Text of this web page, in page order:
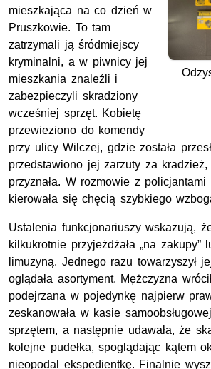
mieszkająca na co dzień w
Pruszkowie. To tam
zatrzymali ją śródmiejscy
kryminalni, a w piwnicy jej
mieszkania znaleźli i
zabezpieczyli skradziony
wcześniej sprzęt. Kobietę
przewieziono do komendy
przy ulicy Wilczej, gdzie została
przedstawiono jej zarzuty za
przyznała. W rozmowie z policjantami
kierowała się chęcią szybkiego
Ustalenia funkcjonariuszy wskazują,
kilkukrotnie przyjeżdżała „na zakupy”
limuzyną. Jednego razu towarzyszył
oglądała asortyment. Mężczyzna
podejrzana w pojedynkę najpierw
zeskanowała w kasie
sprzętem, a następnie udawała, że
kolejne pudełka, spoglądając kątem
nieopodal ekspedientkę. Finalnie